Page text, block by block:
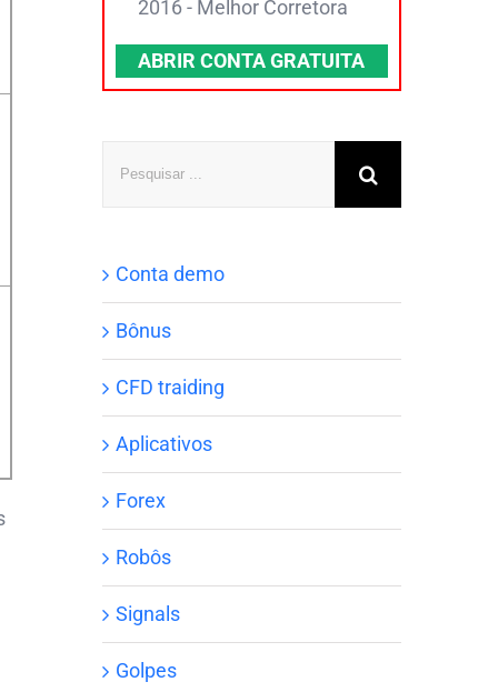
2016 - Melhor Corretora
ABRIR CONTA GRATUITA
Conta demo
Bônus
CFD traiding
Aplicativos
Forex
Robôs
Signals
Golpes